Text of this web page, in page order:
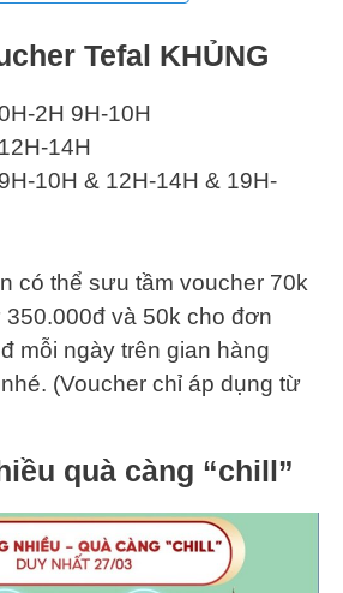
Tefal KHỦNG
2H 9H-10H
12H-14H
9H-10H & 12H-14H & 19H-
có thể sưu tầm voucher 70k
và 50k cho đơn
mỗi ngày trên gian hàng
(Voucher chỉ áp dụng từ
quà càng “chill”